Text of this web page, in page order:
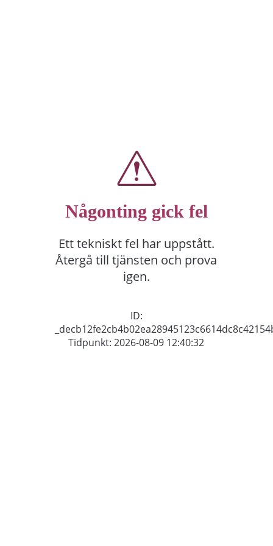
Någonting gick fel
Ett tekniskt fel har uppstått.
Återgå till tjänsten och prova
igen.
ID:
Tidpunkt: 2026-08-09 12:40:32